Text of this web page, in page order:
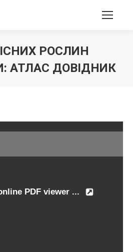
РОСЛИН
АТЛАС ДОВІДНИК